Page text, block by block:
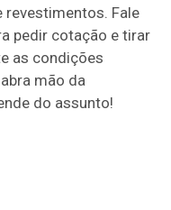
revestimentos. Fale
pedir cotação e tirar
as condições
mão da
do assunto!